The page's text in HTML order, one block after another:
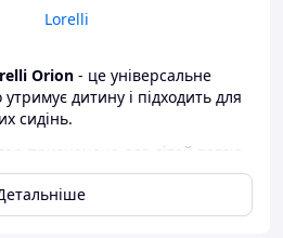
Lorelli
Orion - це універсальне
дитину і підходить для
сидінь.
призначене для дітей вагою
на вікову групу 6-12 років.
зі зручними
виготовлено з міцного пластику.